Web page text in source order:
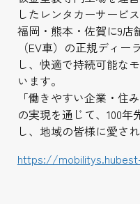
したレンタカーサービ
福岡・熊本・佐賀に9店
（EV車）の正規ディー
し、快適で持続可能な
います。
「働きやすい企業・住
の実現を通じて、100
し、地域の皆様に愛さ
https://